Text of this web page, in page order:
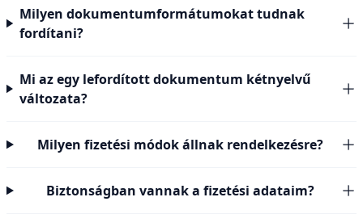
Milyen dokumentumformátumokat tudnak
fordítani?
Mi az egy lefordított dokumentum kétnyelvű
változata?
Milyen fizetési módok állnak rendelkezésre?
Biztonságban vannak a fizetési adataim?